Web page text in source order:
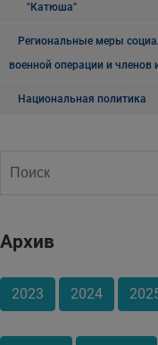
"Катюша"
Региональные меры
военной операции и членов
Национальная политика
Архив
2023 2024